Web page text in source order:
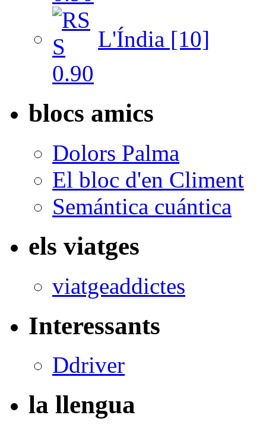
L'Índia [10]
blocs amics
Dolors Palma
El bloc d'en Climent
Semántica cuántica
els viatges
viatgeaddictes
Interessants
Ddriver
la llengua